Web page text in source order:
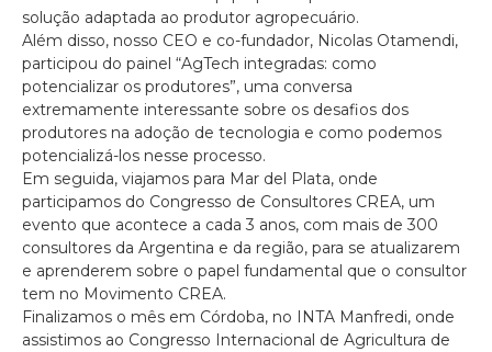
solução adaptada ao produtor agropecuário.
Além disso, nosso CEO e co-fundador, Nicolas Otamendi,
participou do painel “AgTech integradas: como
potencializar os produtores”, uma conversa
extremamente interessante sobre os desafios dos
produtores na adoção de tecnologia e como podemos
potencializá-los nesse processo.
Em seguida, viajamos para Mar del Plata, onde
participamos do Congresso de Consultores CREA, um
evento que acontece a cada 3 anos, com mais de 300
consultores da Argentina e da região, para se atualizarem
e aprenderem sobre o papel fundamental que o consultor
tem no Movimento CREA.
Finalizamos o mês em Córdoba, no INTA Manfredi, onde
assistimos ao Congresso Internacional de Agricultura de